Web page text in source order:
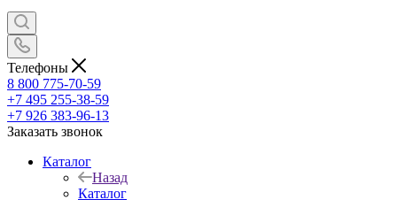
Телефоны
8 800 775-70-59
+7 495 255-38-59
+7 926 383-96-13
Заказать звонок
Каталог
Назад
Каталог